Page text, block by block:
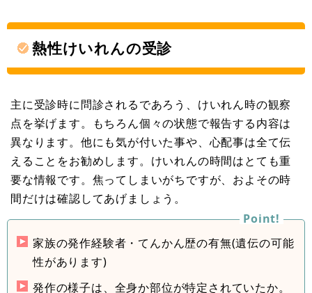
熱性けいれんの受診
主に受診時に問診されるであろう、けいれん時の観察
点を挙げます。もちろん個々の状態で報告する内容は
異なります。他にも気が付いた事や、心配事は全て伝
えることをお勧めします。けいれんの時間はとても重
要な情報です。焦ってしまいがちですが、およその時
間だけは確認してあげましょう。
家族の発作経験者・てんかん歴の有無(遺伝の可能
性があります)
発作の様子は、全身か部位が特定されていたか。